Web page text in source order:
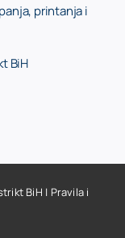
printanja i
BiH
BiH | Pravila i